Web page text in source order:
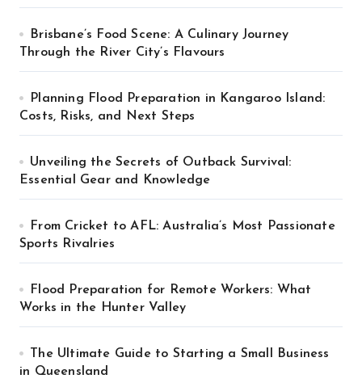
Brisbane’s Food Scene: A Culinary Journey
Through the River City’s Flavours
Planning Flood Preparation in Kangaroo Island:
Costs, Risks, and Next Steps
Unveiling the Secrets of Outback Survival:
Essential Gear and Knowledge
From Cricket to AFL: Australia’s Most Passionate
Sports Rivalries
Flood Preparation for Remote Workers: What
Works in the Hunter Valley
The Ultimate Guide to Starting a Small Business
in Queensland